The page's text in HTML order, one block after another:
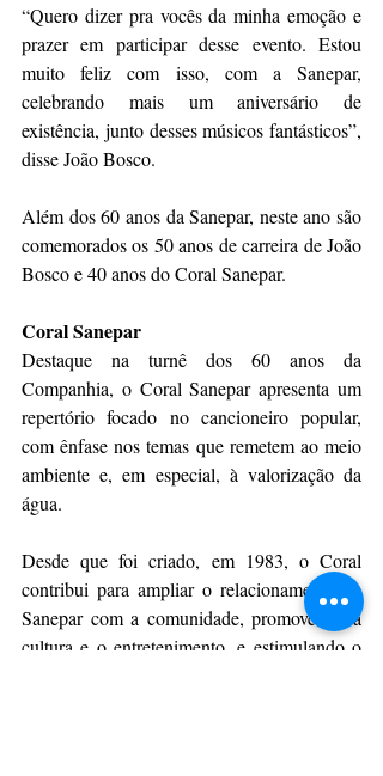
“Quero dizer pra vocês da minha emoção e
prazer em participar desse evento. Estou
muito feliz com isso, com a Sanepar,
celebrando mais um aniversário de
existência, junto desses músicos fantásticos”,
disse João Bosco.
Além dos 60 anos da Sanepar, neste ano são
comemorados os 50 anos de carreira de João
Bosco e 40 anos do Coral Sanepar.
Coral Sanepar
Destaque na turnê dos 60 anos da
Companhia, o Coral Sanepar apresenta um
repertório focado no cancioneiro popular,
com ênfase nos temas que remetem ao meio
ambiente e, em especial, à valorização da
água.
Desde que foi criado, em 1983, o Coral
contribui para ampliar o relacionamento da
Sanepar com a comunidade, promovendo a
cultura e o entretenimento, e estimulando o